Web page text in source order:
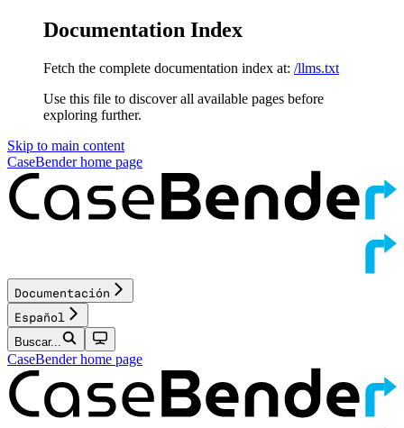
Documentation Index
Fetch the complete documentation index at: /llms.txt
Use this file to discover all available pages before
exploring further.
Skip to main content
CaseBenderhome page
Documentación
Español
Buscar...
CaseBenderhome page